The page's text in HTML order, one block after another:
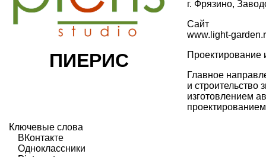
ПИЕРИС
г. Фрязино,
Сайт
www.light-
Проектирование
Главное
и
изготовлением
Ключевые слова
ВКонтакте
Одноклассники